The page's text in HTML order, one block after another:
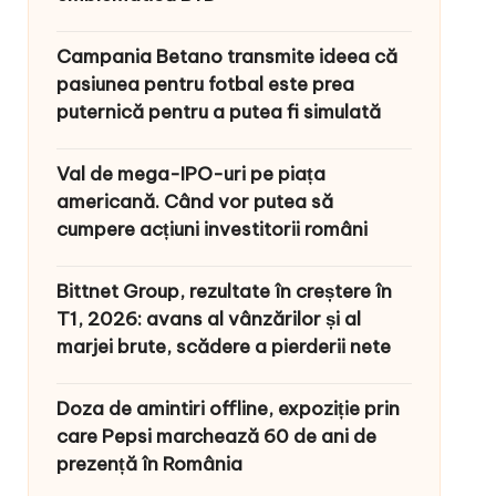
Campania Betano transmite ideea că
pasiunea pentru fotbal este prea
puternică pentru a putea fi simulată
Val de mega-IPO-uri pe piața
americană. Când vor putea să
cumpere acțiuni investitorii români
Bittnet Group, rezultate în creștere în
T1, 2026: avans al vânzărilor și al
marjei brute, scădere a pierderii nete
Doza de amintiri offline, expoziție prin
care Pepsi marchează 60 de ani de
prezență în România